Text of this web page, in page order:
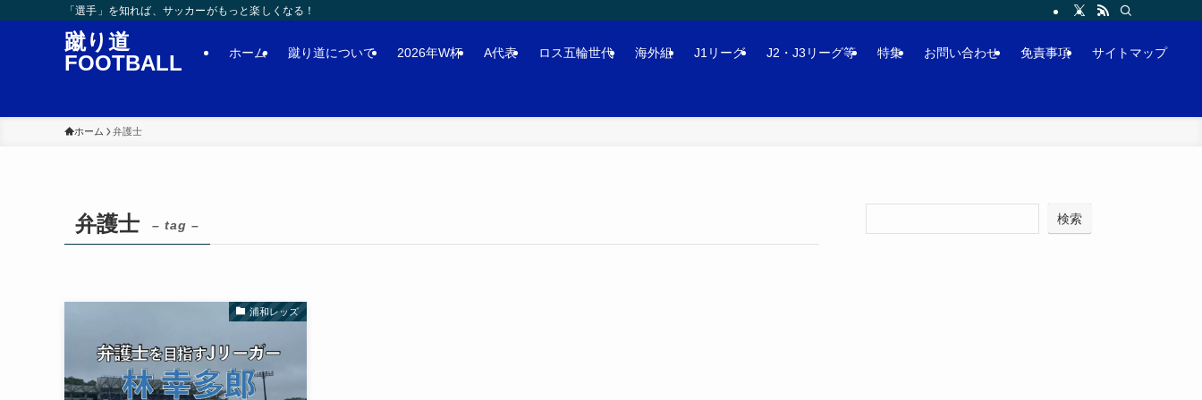
「選手」を知れば、サッカーがもっと楽しくなる！
蹴り道
FOOTBALL
ホーム 蹴り道について 2026年W杯 A代表 ロス五輪世代 海外組 J1リーグ J2・J3リーグ等 特集 お問い合わせ 免責事項 サイトマップ
ホーム 弁護士
弁護士 – tag –
浦和レッズ
検索